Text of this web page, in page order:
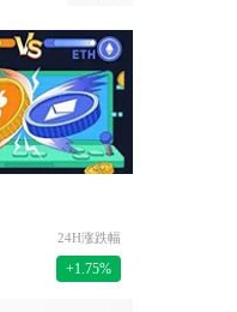
24H涨跌幅
+1.75%